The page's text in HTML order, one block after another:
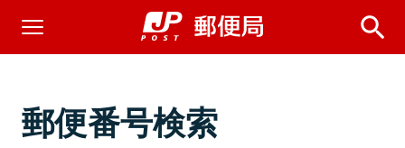
郵便番号検索